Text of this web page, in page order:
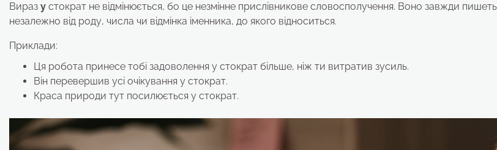
Вираз у стократ не відмінюється, бо це незмінне прислівникове словосполучення. Воно завжди
незалежно від роду, числа чи відмінка іменника, до якого відноситься.
Приклади:
Ця робота принесе тобі задоволення у стократ більше, ніж ти витратив зусиль.
Він перевершив усі очікування у стократ.
Краса природи тут посилюється у стократ.